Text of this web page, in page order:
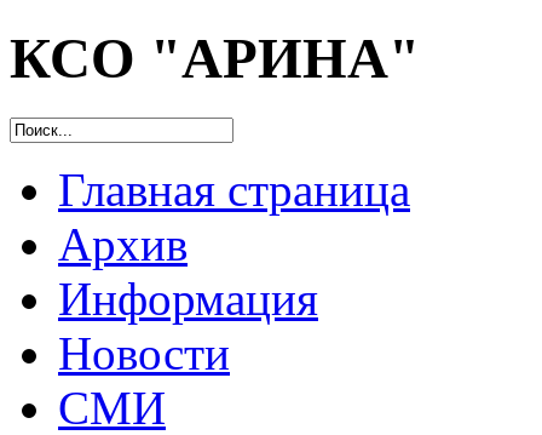
КСО "АРИНА"
Главная страница
Архив
Информация
Новости
СМИ